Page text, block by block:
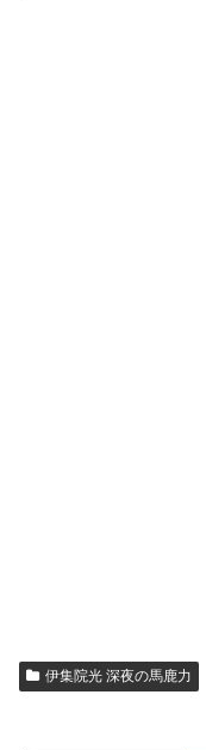
伊集院光 深夜の馬鹿力